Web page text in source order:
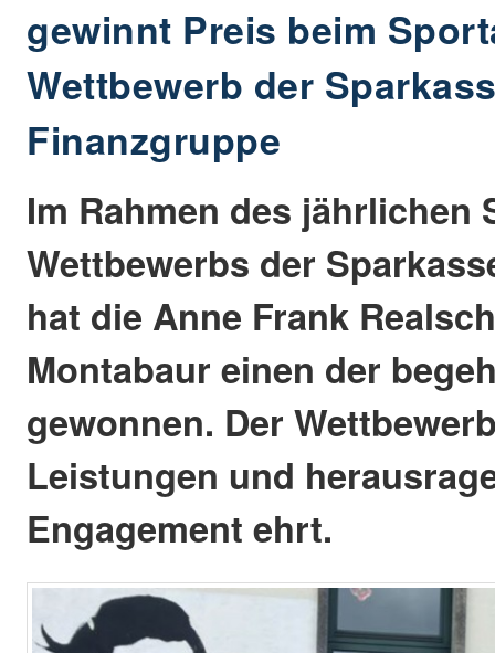
gewinnt Preis beim
Wettbewerb der
Finanzgruppe
Im Rahmen des jährlichen
Wettbewerbs der
hat die Anne Frank
Montabaur einen der
gewonnen. Der
Leistungen und
Engagement ehrt.